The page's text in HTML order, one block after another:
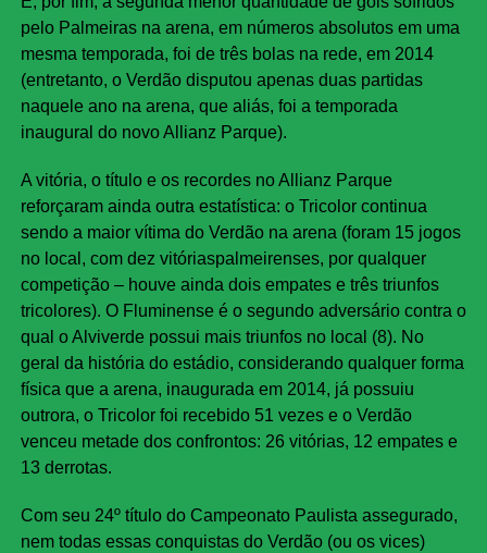
pelo Palmeiras na arena, em números absolutos em uma
mesma temporada, foi de três bolas na rede, em 2014
(entretanto, o Verdão disputou apenas duas partidas
naquele ano na arena, que aliás, foi a temporada
inaugural do novo Allianz Parque).
A vitória, o título e os recordes no Allianz Parque
reforçaram ainda outra estatística: o Tricolor continua
sendo a maior vítima do Verdão na arena (foram 15 jogos
no local, com dez vitóriaspalmeirenses, por qualquer
competição – houve ainda dois empates e três triunfos
tricolores). O Fluminense é o segundo adversário contra o
qual o Alviverde possui mais triunfos no local (8). No
geral da história do estádio, considerando qualquer forma
física que a arena, inaugurada em 2014, já possuiu
outrora, o Tricolor foi recebido 51 vezes e o Verdão
venceu metade dos confrontos: 26 vitórias, 12 empates e
13 derrotas.
Com seu 24º título do Campeonato Paulista assegurado,
nem todas essas conquistas do Verdão (ou os vices)